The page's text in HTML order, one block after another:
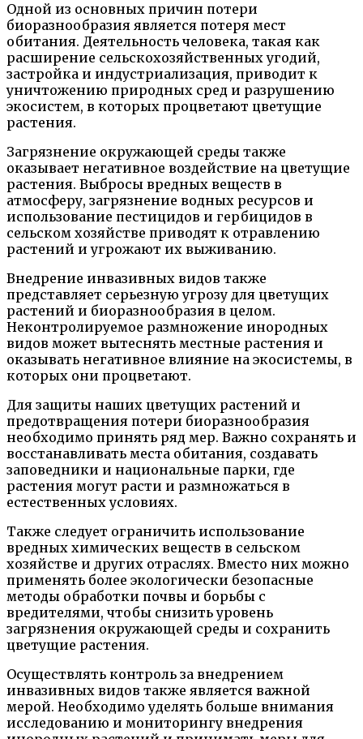
Одной из основных причин потери
биоразнообразия является потеря мест
обитания. Деятельность человека, такая как
расширение сельскохозяйственных угодий,
застройка и индустриализация, приводит к
уничтожению природных сред и разрушению
экосистем, в которых процветают цветущие
растения.
Загрязнение окружающей среды также
оказывает негативное воздействие на цветущие
растения. Выбросы вредных веществ в
атмосферу, загрязнение водных ресурсов и
использование пестицидов и гербицидов в
сельском хозяйстве приводят к отравлению
растений и угрожают их выживанию.
Внедрение инвазивных видов также
представляет серьезную угрозу для цветущих
растений и биоразнообразия в целом.
Неконтролируемое размножение инородных
видов может вытеснять местные растения и
оказывать негативное влияние на экосистемы, в
которых они процветают.
Для защиты наших цветущих растений и
предотвращения потери биоразнообразия
необходимо принять ряд мер. Важно сохранять и
восстанавливать места обитания, создавать
заповедники и национальные парки, где
растения могут расти и размножаться в
естественных условиях.
Также следует ограничить использование
вредных химических веществ в сельском
хозяйстве и других отраслях. Вместо них можно
применять более экологически безопасные
методы обработки почвы и борьбы с
вредителями, чтобы снизить уровень
загрязнения окружающей среды и сохранить
цветущие растения.
Осуществлять контроль за внедрением
инвазивных видов также является важной
мерой. Необходимо уделять больше внимания
исследованию и мониторингу внедрения